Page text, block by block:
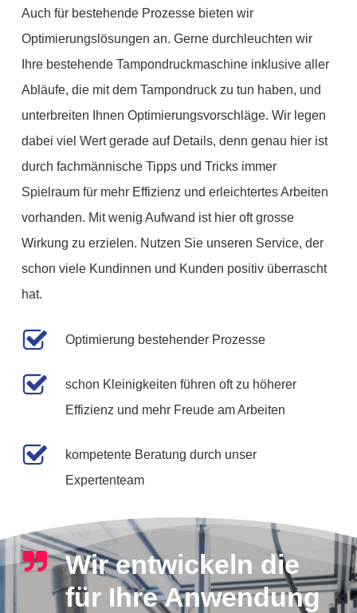
Auch für bestehende Prozesse bieten wir
Optimierungslösungen an. Gerne durchleuchten wir
Ihre bestehende Tampondruckmaschine inklusive aller
Abläufe, die mit dem Tampondruck zu tun haben, und
unterbreiten Ihnen Optimierungsvorschläge. Wir legen
dabei viel Wert gerade auf Details, denn genau hier ist
durch fachmännische Tipps und Tricks immer
Spielraum für mehr Effizienz und erleichtertes Arbeiten
vorhanden. Mit wenig Aufwand ist hier oft grosse
Wirkung zu erzielen. Nutzen Sie unseren Service, der
schon viele Kundinnen und Kunden positiv überrascht
hat.
Optimierung bestehender Prozesse
schon Kleinigkeiten führen oft zu höherer
Effizienz und mehr Freude am Arbeiten
kompetente Beratung durch unser
Expertenteam
Wir entwickeln die
für Ihre Anwendung